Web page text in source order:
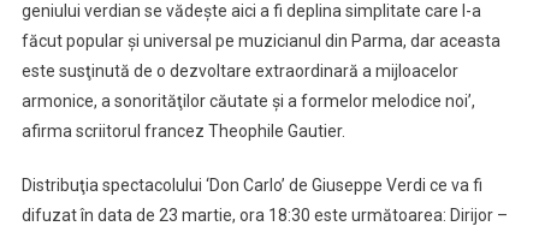
geniului verdian se vădeşte aici a fi deplina simplitate care l-a
făcut popular şi universal pe muzicianul din Parma, dar aceasta
este susţinută de o dezvoltare extraordinară a mijloacelor
armonice, a sonorităţilor căutate şi a formelor melodice noi’,
afirma scriitorul francez Theophile Gautier.
Distribuţia spectacolului ‘Don Carlo’ de Giuseppe Verdi ce va fi
difuzat în data de 23 martie, ora 18:30 este următoarea: Dirijor –